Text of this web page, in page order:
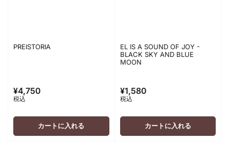
PREISTORIA
通
常
価
¥4,750
税込
カートに入れる
EL IS A SOUND OF JOY -
BLACK SKY AND BLUE
MOON
通
常
価
¥1,580
税込
カートに入れる